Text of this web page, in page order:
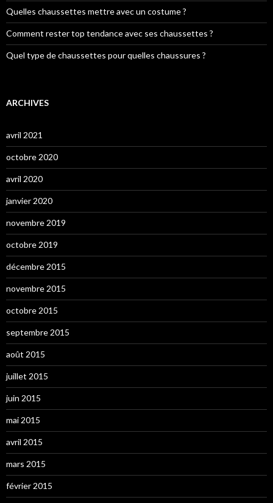
Quelles chaussettes mettre avec un costume ?
Comment rester top tendance avec ses chaussettes ?
Quel type de chaussettes pour quelles chaussures ?
ARCHIVES
avril 2021
octobre 2020
avril 2020
janvier 2020
novembre 2019
octobre 2019
décembre 2015
novembre 2015
octobre 2015
septembre 2015
août 2015
juillet 2015
juin 2015
mai 2015
avril 2015
mars 2015
février 2015